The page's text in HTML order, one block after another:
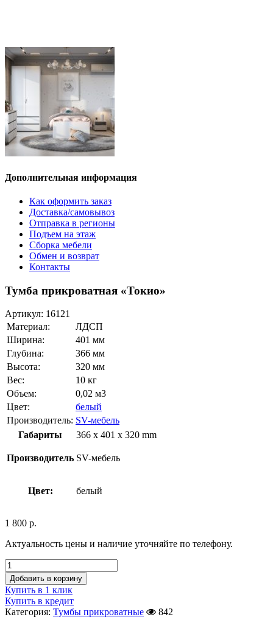
Дополнительная информация
Как оформить заказ
Доставка/самовывоз
Отправка в регионы
Подъем на этаж
Сборка мебели
Обмен и возврат
Контакты
Тумба прикроватная «Токио»
Артикул: 16121
Материал:
ЛДСП
Ширина:
401 мм
Глубина:
366 мм
Высота:
320 мм
Вес:
10 кг
Объем:
0,02 м3
Цвет:
белый
Производитель: SV-мебель
Габариты
366 x 401 x 320 mm
Производитель SV-мебель
Цвет: белый
1 800 р.
Актуальность цены и наличие уточняйте по телефону.
Добавить в корзину
Купить в 1 клик
Купить в кредит
Категория: Тумбы прикроватные
842